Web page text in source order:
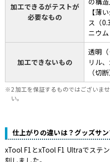
加工できるがテストが
必要なもの
【薄
ス（
ニウム
加工できないもの
透明
リル
（切断
2 加工を保証するものではございま
い。
仕上がりの違いは？グッズサ
xTool F1とxTool F1 Ultraでステ
刻しました。